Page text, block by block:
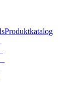
Produktkatalog